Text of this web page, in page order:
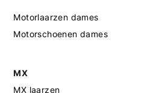
Motorlaarzen dames
Motorschoenen dames
MX
MX laarzen